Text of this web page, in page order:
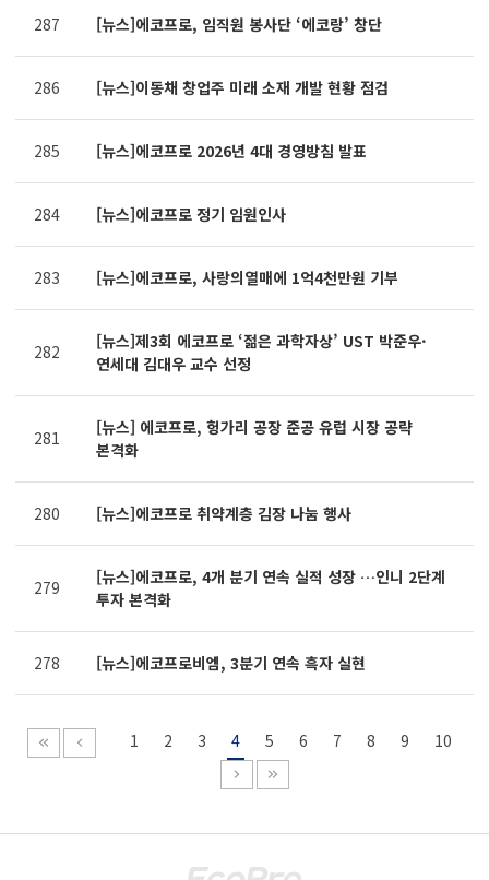
파일,
작성자,
조회수,
작성일
제공표
287 [뉴스]에코프로, 임직원 봉사단 ‘에코랑’ 창단
286 [뉴스]이동채 창업주 미래 소재 개발 현황 점검
285 [뉴스]에코프로 2026년 4대 경영방침 발표
284 [뉴스]에코프로 정기 임원인사
283 [뉴스]에코프로, 사랑의열매에 1억4천만원 기부
282
[뉴스]제3회 에코프로 ‘젊은 과학자상’ UST 박준우·
연세대 김대우 교수 선정
281
[뉴스] 에코프로, 헝가리 공장 준공 유럽 시장 공략
본격화
280 [뉴스]에코프로 취약계층 김장 나눔 행사
279
[뉴스]에코프로, 4개 분기 연속 실적 성장 …인니 2단계
투자 본격화
278 [뉴스]에코프로비엠, 3분기 연속 흑자 실현
1 2 3 4 5 6 7 8 9 10